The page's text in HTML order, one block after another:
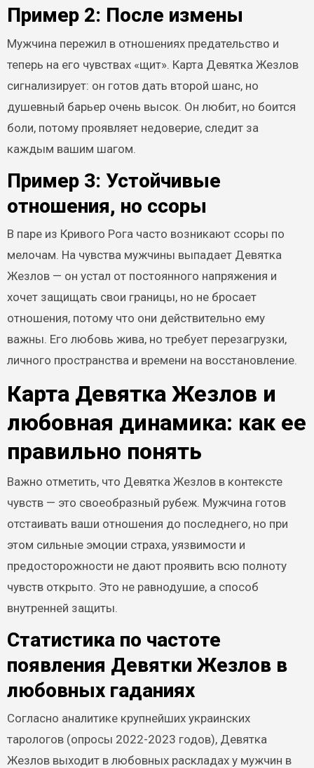
Пример 2: После измены
Мужчина пережил в отношениях предательство и
теперь на его чувствах «щит». Карта Девятка Жезлов
сигнализирует: он готов дать второй шанс, но
душевный барьер очень высок. Он любит, но боится
боли, потому проявляет недоверие, следит за
каждым вашим шагом.
Пример 3: Устойчивые
отношения, но ссоры
В паре из Кривого Рога часто возникают ссоры по
мелочам. На чувства мужчины выпадает Девятка
Жезлов — он устал от постоянного напряжения и
хочет защищать свои границы, но не бросает
отношения, потому что они действительно ему
важны. Его любовь жива, но требует перезагрузки,
личного пространства и времени на восстановление.
Карта Девятка Жезлов и
любовная динамика: как ее
правильно понять
Важно отметить, что Девятка Жезлов в контексте
чувств — это своеобразный рубеж. Мужчина готов
отстаивать ваши отношения до последнего, но при
этом сильные эмоции страха, уязвимости и
предосторожности не дают проявить всю полноту
чувств открыто. Это не равнодушие, а способ
внутренней защиты.
Статистика по частоте
появления Девятки Жезлов в
любовных гаданиях
Согласно аналитике крупнейших украинских
тарологов (опросы 2022-2023 годов), Девятка
Жезлов выходит в любовных раскладах у мужчин в